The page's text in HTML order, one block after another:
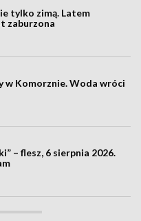
tylko zimą. Latem
zaburzona
w Komorznie. Woda wróci
– flesz, 6 sierpnia 2026.